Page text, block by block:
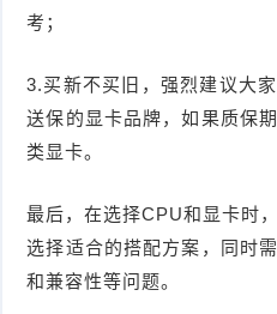
考；
3.买新不买旧，强烈建议大
送保的显卡品牌，如果质保
类显卡。
最后，在选择CPU和显卡时
选择适合的搭配方案，同时
和兼容性等问题。